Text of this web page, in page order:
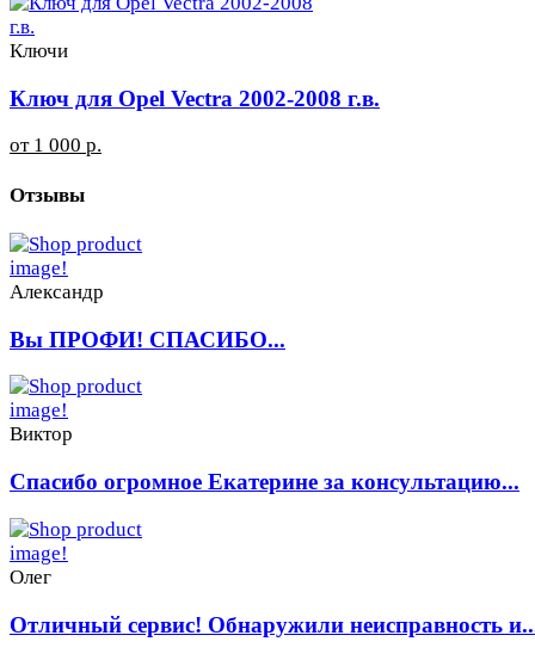
Ключи
Ключ для Opel Vectra 2002-2008 г.в.
от 1 000 р.
Отзывы
Александр
Вы ПРОФИ! СПАСИБО...
Виктор
Спасибо огромное Екатерине за консультацию...
Олег
Отличный сервис! Обнаружили неисправность